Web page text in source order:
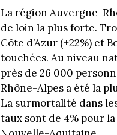
La région Auvergne-
de loin la plus forte.
Côte d’Azur (+22%) et
touchées. Au niveau
près de 26 000
Rhône-Alpes a été la
La surmortalité dans
taux sont de 4% pour